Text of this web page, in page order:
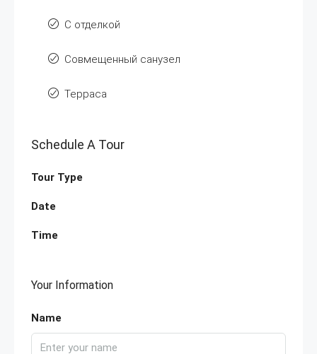
С отделкой
Совмещенный санузел
Терраса
Schedule A Tour
Tour Type
Date
Time
Your Information
Name